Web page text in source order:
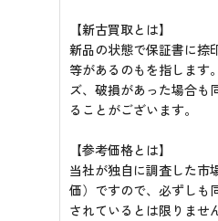
【新古買取とは】
新品の状態で保証書に捺
等があるのもを指します
ズ、破損があった場合も
ることがございます。
【参考価格とは】
当社が独自に調査した市
価）ですので、必ずしも
されているとは限りませ